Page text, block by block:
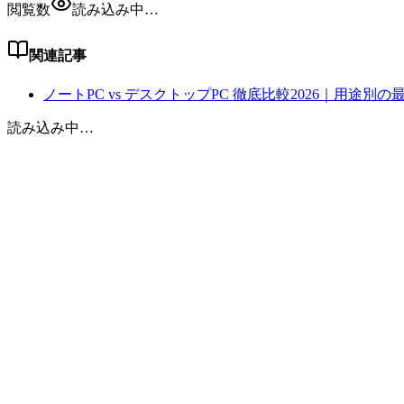
閲覧数 読み込み中…
関連記事
ノートPC vs デスクトップPC 徹底比較2026｜用途別の
読み込み中…